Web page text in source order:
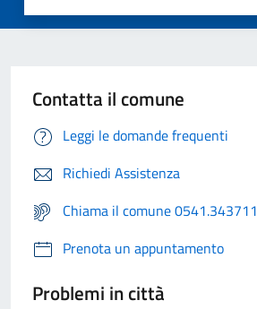
Contatta il comune
Leggi le domande frequenti
Richiedi Assistenza
Chiama il comune 0541.343711
Prenota un appuntamento
Problemi in città